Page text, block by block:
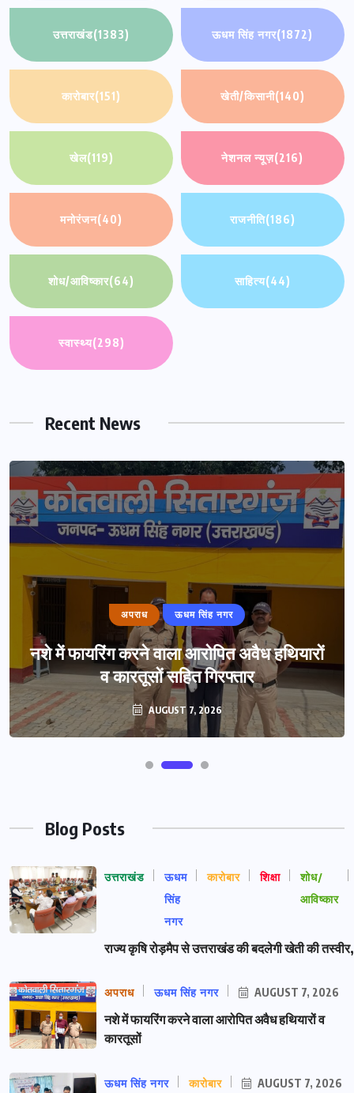
उत्तराखंड(1383) ऊधम सिंह नगर(1872)
कारोबार(151) खेती/किसानी(140)
खेल(119) नेशनल न्यूज़(216)
मनोरंजन(40) राजनीति(186)
शोध/आविष्कार(64) साहित्य(44)
स्वास्थ्य(298)
Recent News
अपराध ऊधम सिंह नगर
नशे में फायरिंग करने वाला आरोपित अवैध हथियारों
व कारतूसों सहित गिरफ्तार
AUGUST 7, 2026
Blog Posts
उत्तराखंड
ऊधम
सिंह
नगर
कारोबार शिक्षा
शोध/
आविष्कार
राज्य कृषि रोड़मैप से उत्तराखंड की बदलेगी खेती की तस्वीर,
अपराध ऊधम सिंह नगर AUGUST 7, 2026
नशे में फायरिंग करने वाला आरोपित अवैध हथियारों व
कारतूसों
ऊधम सिंह नगर कारोबार AUGUST 7, 2026